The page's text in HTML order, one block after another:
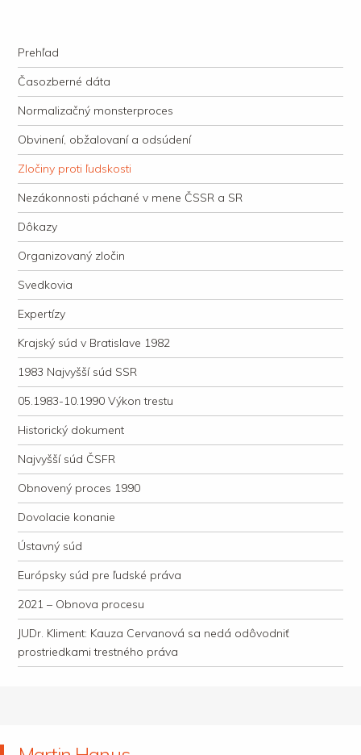
justície
Navigation
Skip to content
Prehľad
Časozberné dáta
Normalizačný monsterproces
Obvinení, obžalovaní a odsúdení
Zločiny proti ľudskosti
Nezákonnosti páchané v mene ČSSR a SR
Dôkazy
Organizovaný zločin
Svedkovia
Expertízy
Krajský súd v Bratislave 1982
1983 Najvyšší súd SSR
05.1983-10.1990 Výkon trestu
Historický dokument
Najvyšší súd ČSFR
Obnovený proces 1990
Dovolacie konanie
Ústavný súd
Európsky súd pre ľudské práva
2021 – Obnova procesu
JUDr. Kliment: Kauza Cervanová sa nedá odôvodniť
prostriedkami trestného práva